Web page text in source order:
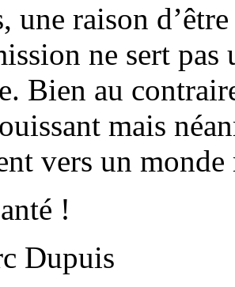
une raison
ne sert
Bien au
mais
vers un
!
Dupuis